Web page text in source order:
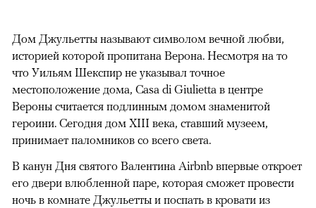
Дом Джульетты называют символом вечной любви,
историей которой пропитана Верона. Несмотря на то
что Уильям Шекспир не указывал точное
местоположение дома, Casa di Giulietta в центре
Вероны считается подлинным домом знаменитой
героини. Сегодня дом XIII века, ставший музеем,
принимает паломников со всего света.
В канун Дня святого Валентина Airbnb впервые откроет
его двери влюбленной паре, которая сможет провести
ночь в комнате Джульетты и поспать в кровати из